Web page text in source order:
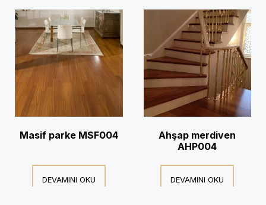
Masif parke MSF004
DEVAMINI OKU
Ahşap merdiven
AHP004
DEVAMINI OKU